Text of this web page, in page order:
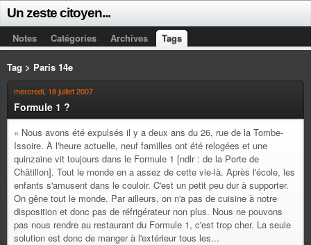
Un zeste citoyen...
Notes Catégories Archives Tags
Tag > Paris 14e
mercredi, 18 juillet 2007
Formule 1 ?
« Nous avons été expulsés il y a deux ans du 26, rue de la Tombe-
Issoire. À l'heure actuelle, neuf familles ont été relogées et une
quinzaine vit toujours dans le Formule 1 [ndlr : de la Porte de
Châtillon]. Tout le monde en a assez de cette vie-là. Après l'école, les
enfants s'amusent dans le couloir. C'est un petit peu dur à supporter.
On gêne tout le monde. Par ailleurs, on n'a pas de cuisine à notre
disposition et donc pas de réfrigérateur non plus. Nous ne pouvons
pas nous rendre au restaurant du Formule 1, c'est trop cher. La seule
solution est donc de manger à l'extérieur tous les...